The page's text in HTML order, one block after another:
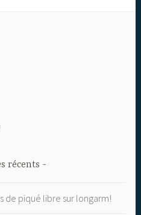
récents
de piqué libre sur longarm!